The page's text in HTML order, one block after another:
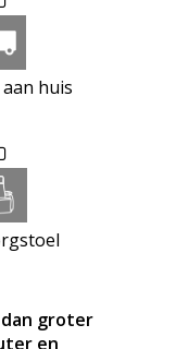
huis
groter
en